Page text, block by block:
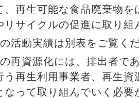
、再生可能な食品廃棄物
リサイクルの促進に取り組
活動実績は別表をご覧く
再資源化には、排出者で
う再生利用事業者、再生資
なって取り組んでいく必要